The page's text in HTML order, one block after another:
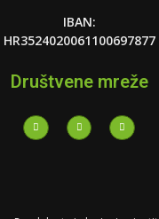
IBAN:
HR3524020061100697877
Društvene mreže